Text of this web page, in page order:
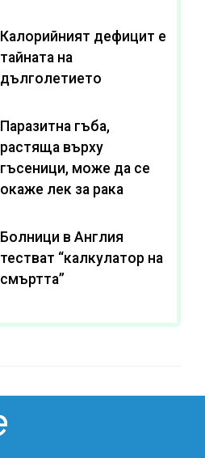
Калорийният дефицит е
тайната на
дълголетието
Паразитна гъба,
растяща върху
гъсеници, може да се
окаже лек за рака
Болници в Англия
тестват “калкулатор на
смъртта”